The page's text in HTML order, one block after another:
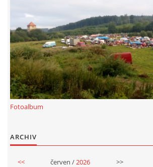
Fotoalbum
ARCHIV
<< červen /2026 >>